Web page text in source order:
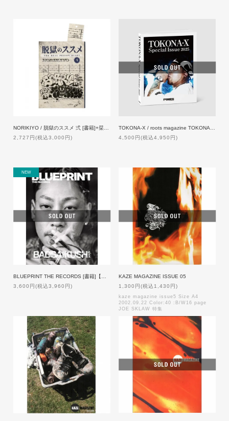
2,727円(税込3,000円)
4,500円(税込4,950円)
NEW
BLUEPRINT THE RECORDS [書籍]【通常盤・特典付】
3,600円(税込3,960円)
KAZE MAGAZINE ISSUE 05
1,300円(税込1,430円)
kaze magazine issue5 Size A4
2002.09.22 Color:40 :B/W16 page
JOE SKLAW 特集